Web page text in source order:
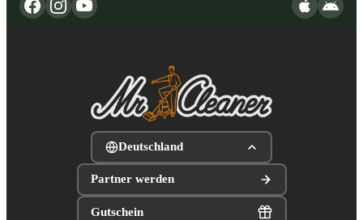
Deutschland
Partner werden
Gutschein